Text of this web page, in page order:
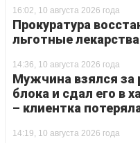
16:02, 10 августа 2026 года
Прокуратура
льготные
14:36, 10 августа 2026 года
Мужчина взялся за
блока и сдал его в
– клиентка
14:19, 10 августа 2026 года